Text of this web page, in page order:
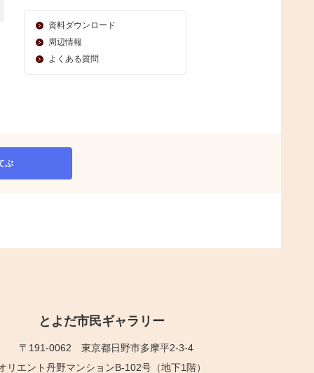
資料ダウンロード
周辺情報
よくある質問
ぶ
とよだ市民ギャラリー
〒191-0062 東京都日野市多摩平2-3-4
リエント丹野マンションB-102号（地下1階）